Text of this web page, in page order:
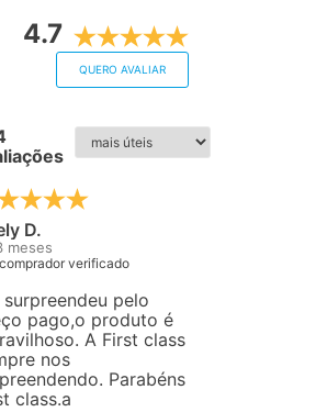
4.7
QUERO AVALIAR
D.
meses
comprador verificado
surpreendeu pelo
pago,o produto é
A First class
nos
Parabéns
class.a